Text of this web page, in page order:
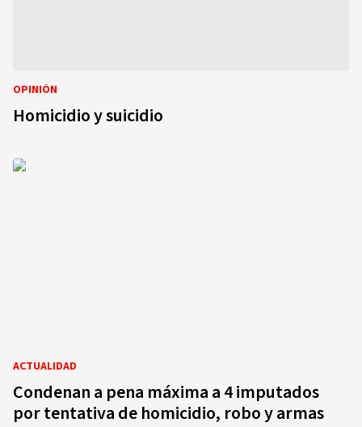
OPINIÓN
Homicidio y suicidio
ACTUALIDAD
Condenan a pena máxima a 4 imputados
por tentativa de homicidio, robo y armas